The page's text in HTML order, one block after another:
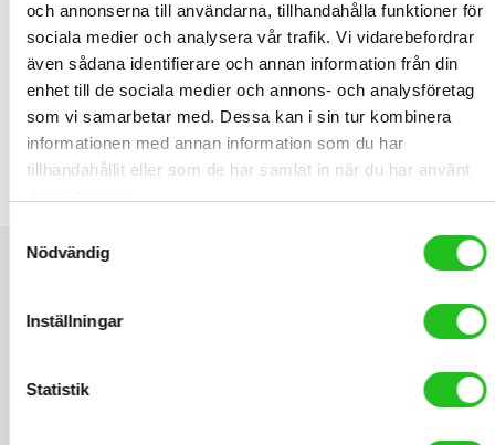
och annonserna till användarna, tillhandahålla funktioner för
sociala medier och analysera vår trafik. Vi vidarebefordrar
även sådana identifierare och annan information från din
enhet till de sociala medier och annons- och analysföretag
som vi samarbetar med. Dessa kan i sin tur kombinera
informationen med annan information som du har
tillhandahållit eller som de har samlat in när du har använt
Nödvändig
Inställningar
Statistik
undertill. Med förstärkningar på utsatta partier.
RELATED PRODUCTS
Elite Cannibal XC Flaskställ
219,00kr